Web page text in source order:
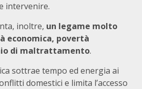
intervenire.
inoltre, un legame molto
economica, povertà
di maltrattamento.
sottrae tempo ed energia ai
domestici e limita l’accesso